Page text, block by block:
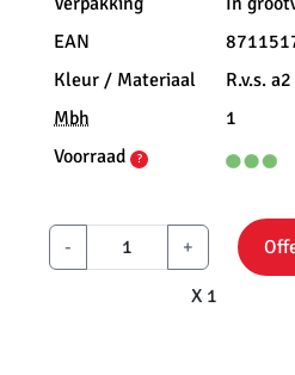
EAN
Kleur / Materiaal
R.v.s. a2
Mbh
1
Voorraad
?
- +
X 1